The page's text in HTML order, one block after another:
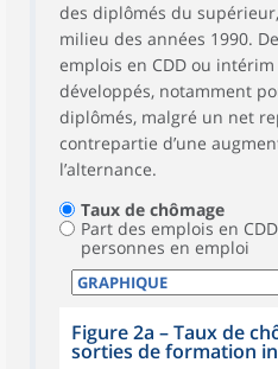
des diplômés du
milieu des années 1990.
emplois en CDD ou
développés, notamment
diplômés, malgré un net
contrepartie d’une
l’alternance.
Taux de chômage
Part des emplois en
personnes en emploi
Figure 2a – Taux de
sorties de formation